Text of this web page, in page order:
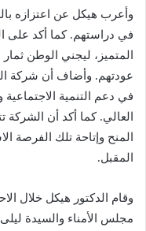
وأعرب هيكل عن اعتزازه
في دراستهم. كما أكد على
المتميز، ليجني الوطن ثمار
عودتهم. وأضاف أن شركة
في دعم التنمية
العالي. كما أكد أن الشركة
المنح وإتاحة تلك الفرصة
المقبل.
وقام الدكتور هيكل خلال
مجلس الأمناء والسيدة